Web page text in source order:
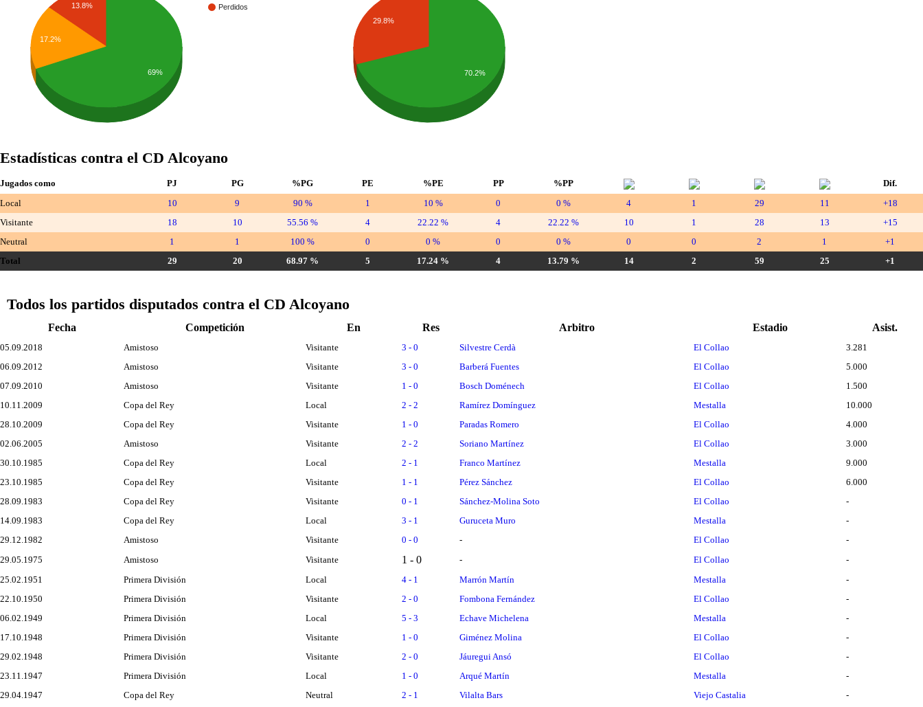
Perdidos
13.8%
17.2%
69%
29.8%
70.2%
Estadísticas contra el CD Alcoyano
Jugados como PJ PG %PG PE %PE PP %PP
Dif.
Local
10 9 90 % 1 10 % 0 0 % 4 1 29 11
+18
Visitante
18 10 55.56 % 4 22.22 % 4 22.22 % 10 1 28 13
+15
Neutral
1 1 100 % 0 0 % 0 0 % 0 0 2 1
+1
Total
29 20 68.97 % 5 17.24 % 4 13.79 % 14 2 59 25 +1
Todos los partidos disputados contra el CD Alcoyano
Fecha Competición En Res Arbitro Estadio Asist.
05.09.2018 Amistoso Visitante 3 - 0 Silvestre Cerdà El Collao
3.281
06.09.2012
Amistoso Visitante 3 - 0 Barberá Fuentes El Collao
5.000
07.09.2010
Amistoso Visitante 1 - 0 Bosch Doménech El Collao
1.500
10.11.2009
Copa del Rey Local 2 - 2 Ramírez Domínguez Mestalla
10.000
28.10.2009
Copa del Rey Visitante 1 - 0 Paradas Romero El Collao
4.000
02.06.2005
Amistoso Visitante 2 - 2 Soriano Martínez El Collao
3.000
30.10.1985
Copa del Rey Local 2 - 1 Franco Martínez Mestalla
9.000
23.10.1985
Copa del Rey Visitante 1 - 1 Pérez Sánchez El Collao
6.000
28.09.1983
Copa del Rey Visitante 0 - 1 Sánchez-Molina Soto El Collao
-
14.09.1983
Copa del Rey Local 3 - 1 Guruceta Muro Mestalla
-
29.12.1982
Amistoso Visitante 0 - 0 - El Collao
-
29.05.1975
Amistoso Visitante 1 - 0 - El Collao
-
25.02.1951
Primera División Local 4 - 1 Marrón Martín Mestalla
-
22.10.1950
Primera División Visitante 2 - 0 Fombona Fernández El Collao
-
06.02.1949
Primera División Local 5 - 3 Echave Michelena Mestalla
-
17.10.1948
Primera División Visitante 1 - 0 Giménez Molina El Collao
-
29.02.1948
Primera División Visitante 2 - 0 Jáuregui Ansó El Collao
-
23.11.1947
Primera División Local 1 - 0 Arqué Martín Mestalla
-
29.04.1947
Copa del Rey Neutral 2 - 1 Vilalta Bars Viejo Castalia -